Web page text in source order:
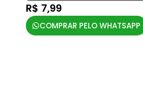
R$ 7,99
COMPRAR PELO WHATSAPP